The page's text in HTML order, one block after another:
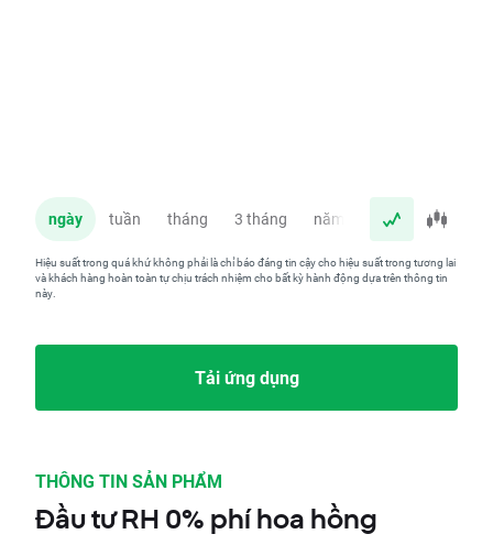
ngày tuần tháng 3 tháng năm
Hiệu suất trong quá khứ không phải là chỉ báo đáng tin cậy cho hiệu suất trong tương lai
và khách hàng hoàn toàn tự chịu trách nhiệm cho bất kỳ hành động dựa trên thông tin
này.
Tải ứng dụng
THÔNG TIN SẢN PHẨM
Đầu tư RH 0% phí hoa hồng